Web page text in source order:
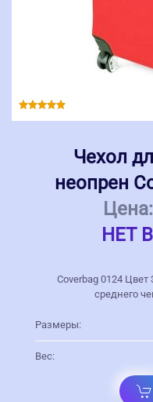
Чехол
неопрен
Цена:
НЕТ
Coverbag 0124
среднего
Размеры:
Вес: